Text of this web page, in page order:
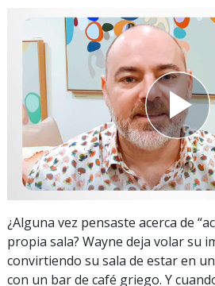
¿Alguna vez pensaste acerca de
propia sala? Wayne deja volar su
convirtiendo su sala de estar en
con un bar de café griego. Y